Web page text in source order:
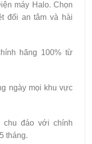
máy Halo. Chọn
đối an tâm và hài
hãng 100% từ
ngày mọi khu vực
chu đáo với chính
tháng.